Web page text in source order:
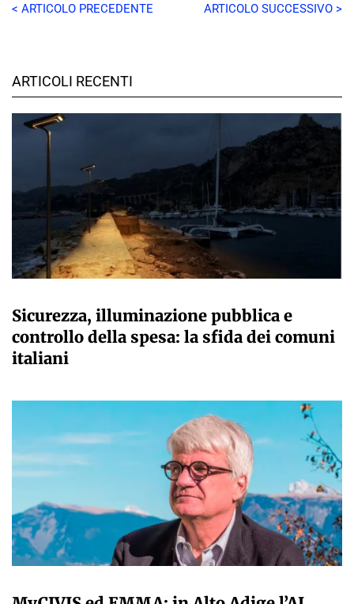
< ARTICOLO PRECEDENTE ARTICOLO SUCCESSIVO >
ARTICOLI RECENTI
Sicurezza, illuminazione pubblica e
controllo della spesa: la sfida dei comuni
italiani